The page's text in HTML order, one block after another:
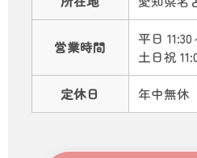
営業時間
平日 11:30
土日祝
定休日 年中無休